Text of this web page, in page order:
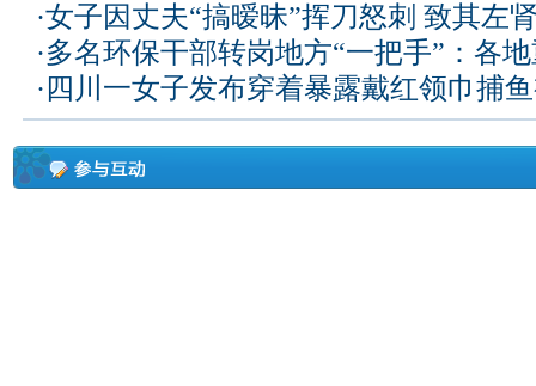
·女子因丈夫“搞暧昧”挥刀怒刺 致其左
·多名环保干部转岗地方“一把手”：各
· 四川一女子发布穿着暴露戴红领巾捕